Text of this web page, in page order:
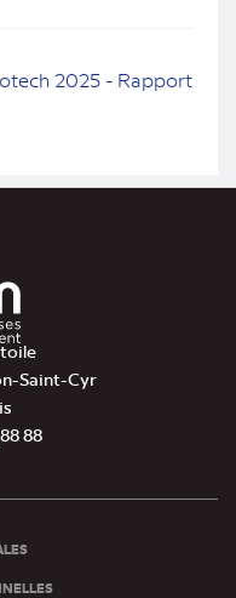
2025 - Rapport
Saint-Cyr
88